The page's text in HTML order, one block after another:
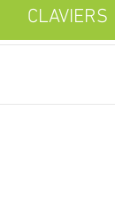
CLAVIERS